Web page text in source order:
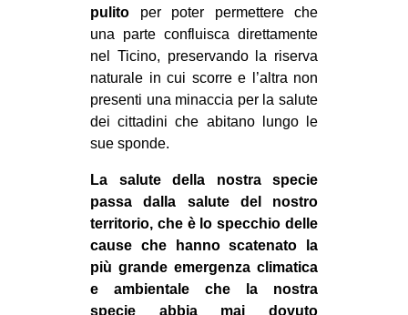
pulito per poter permettere che
una parte confluisca direttamente
nel Ticino, preservando la riserva
naturale in cui scorre e l’altra non
presenti una minaccia per la salute
dei cittadini che abitano lungo le
sue sponde.
La salute della nostra specie
passa dalla salute del nostro
territorio, che è lo specchio delle
cause che hanno scatenato la
più grande emergenza climatica
e ambientale che la nostra
specie abbia mai dovuto